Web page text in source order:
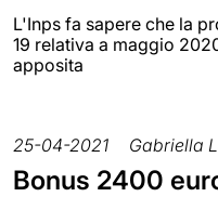
L'Inps fa sapere che la
19 relativa a maggio
apposita
25-04-2021 Gabriella
Bonus 2400